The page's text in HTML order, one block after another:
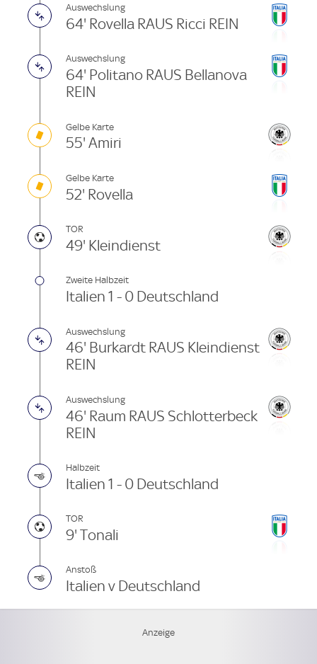
Auswechslung
64' Rovella RAUS Ricci REIN
Auswechslung
64' Politano RAUS Bellanova
REIN
Gelbe Karte
55' Amiri
Gelbe Karte
52' Rovella
TOR
49' Kleindienst
Zweite Halbzeit
Italien 1 - 0 Deutschland
Auswechslung
46' Burkardt RAUS Kleindienst
REIN
Auswechslung
46' Raum RAUS Schlotterbeck
REIN
Halbzeit
Italien 1 - 0 Deutschland
TOR
9' Tonali
Anstoß
Italien v Deutschland